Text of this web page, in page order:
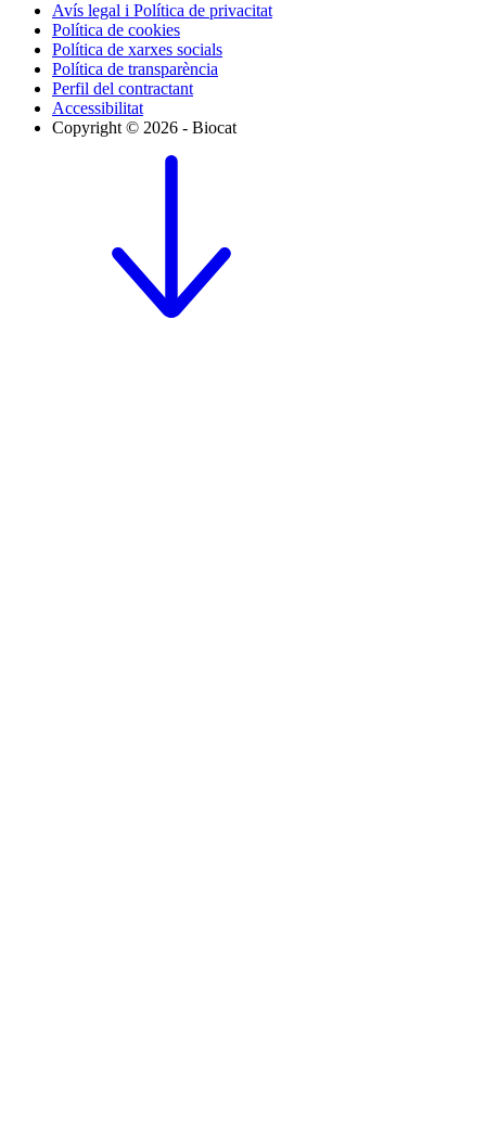
Avís legal i Política de privacitat
Política de cookies
Política de xarxes socials
Política de transparència
Perfil del contractant
Accessibilitat
Copyright © 2026 - Biocat